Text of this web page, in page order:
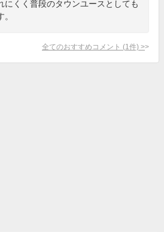
にくく普段のタウンユースとしても
全てのおすすめコメント (1 件) >